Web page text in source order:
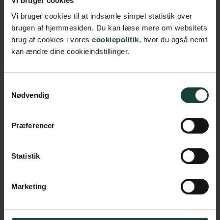
Vi bruger cookies til at indsamle simpel statistik over
brugen af hjemmesiden. Du kan læse mere om websitets
brug af cookies i vores cookiepolitik, hvor du også nemt
kan ændre dine cookieindstillinger.
Nødvendig
Præferencer
Statistik
Marketing
Slut: 24. marts
Ugepris: 2.600,- kr
Samlet pris: 10.400,- kr